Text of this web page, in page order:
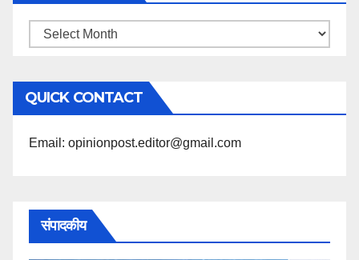
महिने
अनुसार
पढ़ें
QUICK CONTACT
Email: opinionpost.editor@gmail.com
संपादकीय